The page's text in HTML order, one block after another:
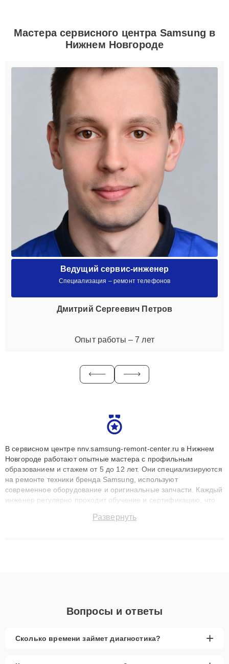
Мастера сервисного центра Samsung в
Нижнем Новгороде
Ведущий сервис-инженер
Специализация – ремонт телефонов
Дмитрий Сергеевич Петров
Опыт работы – 7 лет
В сервисном центре nnv.samsung-remont-center.ru в Нижнем
Новгороде работают опытные мастера с профильным
образованием и стажем от 5 до 12 лет. Они специализируются
на ремонте техники бренда Samsung, используют
современное оборудование и оригинальные запчасти. Каждый
инженер регулярно проходит обучение и сертификацию, что
восстанавливать технику с сохранением гарантии до 3 лет.
Развернуть
Вопросы и ответы
Сколько времени займет диагностика? +